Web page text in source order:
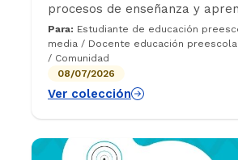
procesos de enseñanza y
Encuentra orientaciones y
para docentes y estudiantes
ético, crítico y responsable de
tecnología.
Para: Estudiante de educación
media / Docente educación
/ Comunidad
08/07/2026
Ver colección